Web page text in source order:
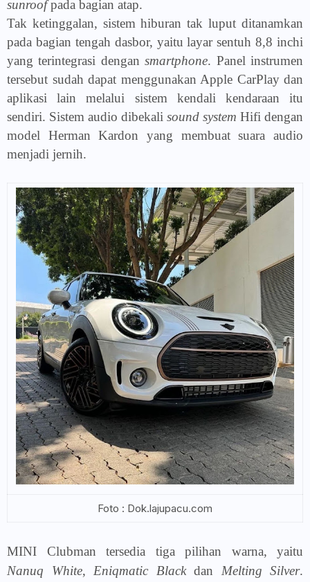
sunroofpada bagian atap.
Tak ketinggalan, sistem hiburan tak luput ditanamkan
pada bagian tengah dasbor, yaitu layar sentuh 8,8 inchi
yang terintegrasi dengansmartphone. Panel instrumen
tersebut sudah dapat menggunakan Apple CarPlay dan
aplikasi lain melalui sistem kendali kendaraan itu
sendiri. Sistem audio dibekali sound system Hifi dengan
model Herman Kardon yang membuat suara audio
menjadi jernih.
Foto : Dok.lajupacu.com
MINI Clubman tersedia tiga pilihan warna, yaitu
Nanuq White, Eniqmatic Blackdan Melting Silver.